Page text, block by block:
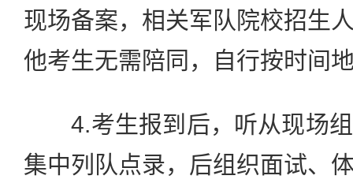
现场备案，相关军队院校招生
他考生无需陪同，自行按时间
4.考生报到后，听从现场组
集中列队点录，后组织面试、